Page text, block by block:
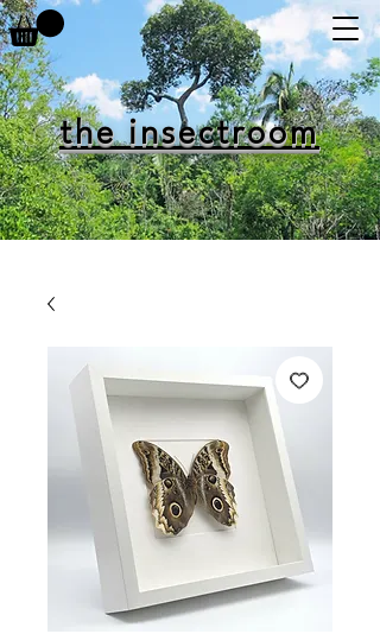
the insectroom